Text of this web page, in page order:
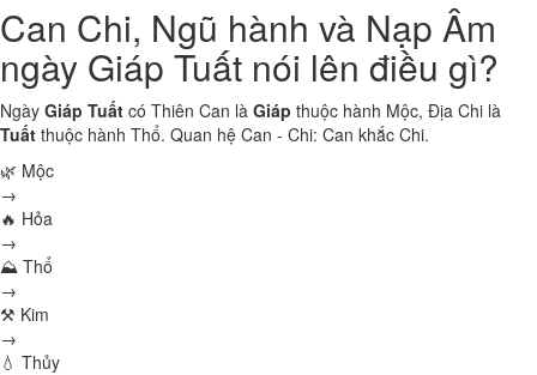
Can Chi, Ngũ hành và Nạp Âm
ngày Giáp Tuất nói lên điều gì?
Ngày Giáp Tuất có Thiên Can là Giáp thuộc hành Mộc, Địa Chi là
Tuất thuộc hành Thổ. Quan hệ Can - Chi: Can khắc Chi.
🌿 Mộc
→
🔥 Hỏa
→
⛰ Thổ
→
⚒ Kim
→
💧 Thủy